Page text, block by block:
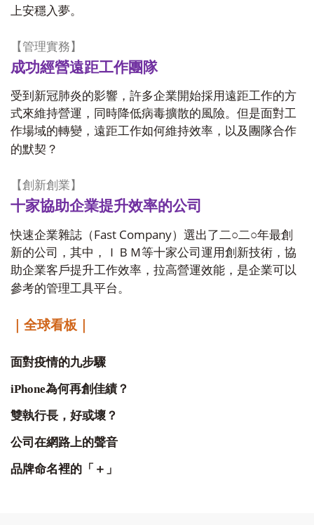
上安穩入夢。
【管理實務】
成功經營遠距工作團隊
受到新冠肺炎的影響，許多企業開始採用遠距工作的方
式來維持營運，同時降低病毒擴散的風險。但是面對工
作場域的轉變，遠距工作如何維持效率，以及團隊合作
的默契？
【創新創業】
十家協助企業提升效率的公司
快速企業雜誌（Fast Company）選出了二○二○年最創
新的公司，其中，ＩＢＭ等十家公司運用創新技術，協
助企業客戶提升工作效率，拉高營運效能，是企業可以
參考的管理工具平台。
｜全球看板｜
面對疫情的九步驟
iPhone為何再創佳績？
雙執行長，好或壞？
公司在網路上的聲音
品牌命名裡的「＋」